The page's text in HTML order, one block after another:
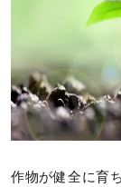
作物が健全に育